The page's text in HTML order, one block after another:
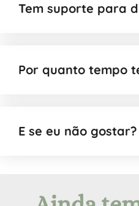
Tem suporte para
Por quanto tempo
E se eu não gostar?